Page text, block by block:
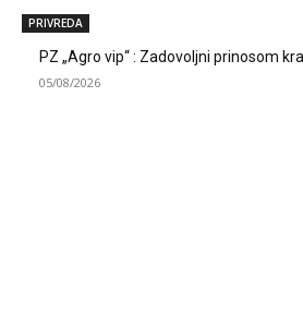
PRIVREDA
PZ „Agro vip“ : Zadovoljni prinosom
05/08/2026